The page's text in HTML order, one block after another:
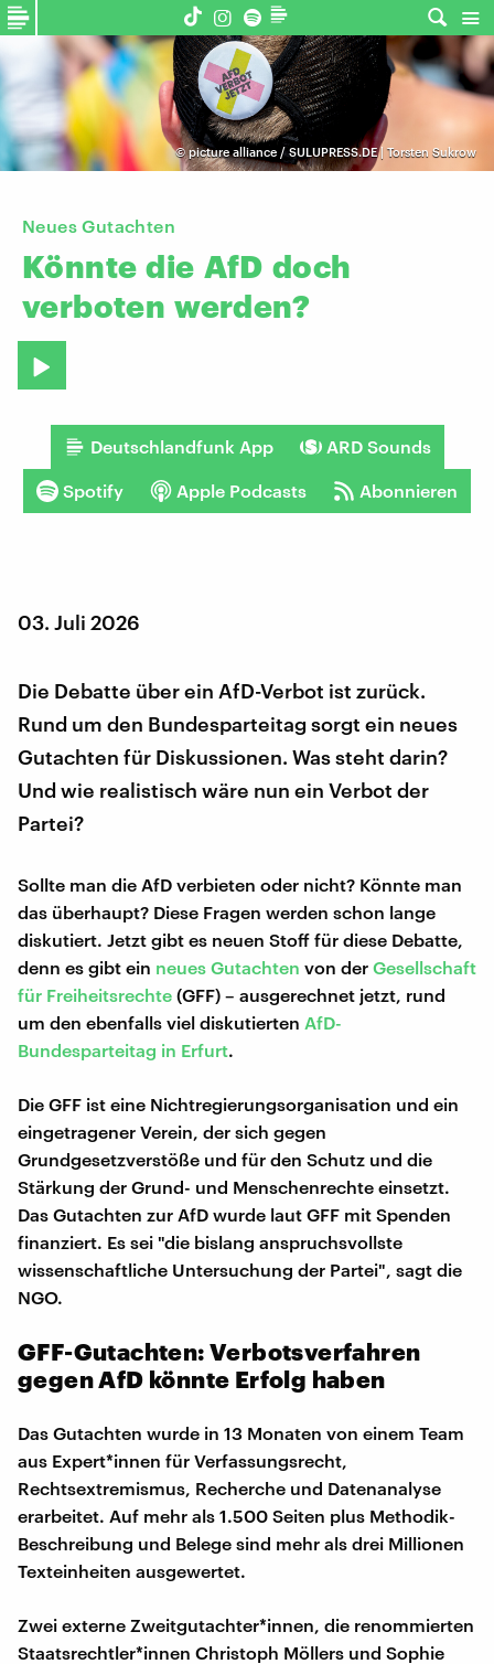
©picture alliance / SULUPRESS.DE | Torsten Sukrow
Neues Gutachten
Könnte die AfD doch
verboten werden?
Deutschlandfunk App ARD Sounds
Spotify Apple Podcasts Abonnieren
03. Juli 2026
Die Debatte über ein AfD-Verbot ist zurück.
Rund um den Bundesparteitag sorgt ein neues
Gutachten für Diskussionen. Was steht darin?
Und wie realistisch wäre nun ein Verbot der
Partei?
Sollte man die AfD verbieten oder nicht? Könnte man
das überhaupt? Diese Fragen werden schon lange
diskutiert. Jetzt gibt es neuen Stoff für diese Debatte,
denn es gibt ein neues Gutachten von der Gesellschaft
für Freiheitsrechte (GFF) – ausgerechnet jetzt, rund
um den ebenfalls viel diskutierten AfD-
Bundesparteitag in Erfurt.
Die GFF ist eine Nichtregierungsorganisation und ein
eingetragener Verein, der sich gegen
Grundgesetzverstöße und für den Schutz und die
Stärkung der Grund- und Menschenrechte einsetzt.
Das Gutachten zur AfD wurde laut GFF mit Spenden
finanziert. Es sei "die bislang anspruchsvollste
wissenschaftliche Untersuchung der Partei", sagt die
NGO.
GFF-Gutachten: Verbotsverfahren
gegen AfD könnte Erfolg haben
Das Gutachten wurde in 13 Monaten von einem Team
aus Expert*innen für Verfassungsrecht,
Rechtsextremismus, Recherche und Datenanalyse
erarbeitet. Auf mehr als 1.500 Seiten plus Methodik-
Beschreibung und Belege sind mehr als drei Millionen
Texteinheiten ausgewertet.
Zwei externe Zweitgutachter*innen, die renommierten
Staatsrechtler*innen Christoph Möllers und Sophie